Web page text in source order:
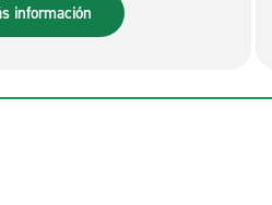
información